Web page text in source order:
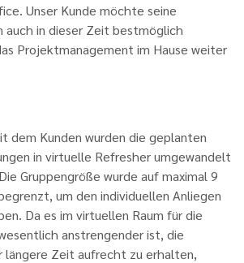
Unser Kunde möchte seine
in dieser Zeit bestmöglich
Projektmanagement im Hause weiter
dem Kunden wurden die geplanten
in virtuelle Refresher umgewandelt
Gruppengröße wurde auf maximal 9
um den individuellen Anliegen
Da es im virtuellen Raum für die
anstrengender ist, die
längere Zeit aufrecht zu erhalten,